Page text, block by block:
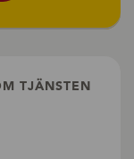
TJÄNSTEN